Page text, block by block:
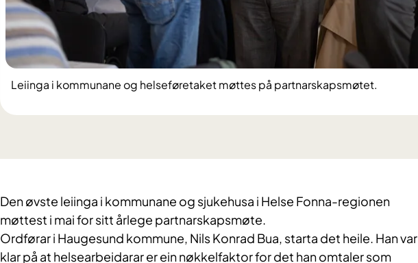
Leiinga i kommunane og helseføretaket møttes på partnarskapsmøtet.
Den øvste leiinga i kommunane og sjukehusa i Helse Fonna-regionen
møttest i mai for sitt årlege partnarskapsmøte.
Ordførar i Haugesund kommune, Nils Konrad Bua, starta det heile. Han var
klar på at helsearbeidarar er ein nøkkelfaktor for det han omtaler som